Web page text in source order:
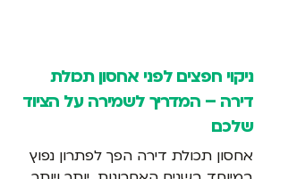
ניקוי חפצים לפני אחסון תכולת
דירה – המדריך לשמירה על הציוד
שלכם
אחסון תכולת דירה הפך לפתרון נפוץ